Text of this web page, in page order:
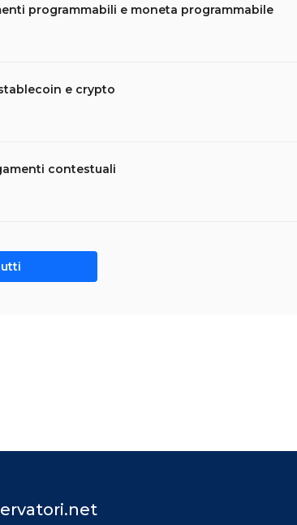
programmabili e moneta programmabile
e crypto
contestuali